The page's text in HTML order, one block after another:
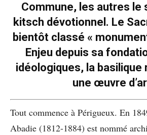
Commune, les autres le
kitsch dévotionnel. Le
bientôt classé «
Enjeu depuis sa
idéologiques, la
une œuvre
Tout commence à Périgueux. En
Abadie (1812-1884) est nommé